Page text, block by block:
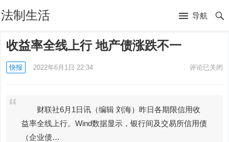
法制生活 导航
收益率全线上行 地产债涨跌不一
快报 2022年6月1日 22:34 评论已关闭
财联社6月1日讯（编辑 刘海）昨日各期限信用收
益率全线上行。Wind数据显示，银行间及交易所信用债
（企业债…